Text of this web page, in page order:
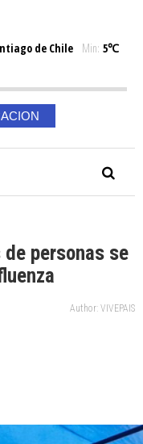
de Chile Min: 5℃
personas se
Author: VIVEPAIS